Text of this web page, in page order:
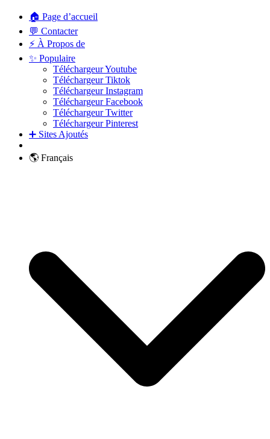
🏠 Page d’accueil
💬 Contacter
⚡ À Propos de
✨ Populaire
Téléchargeur Youtube
Téléchargeur Tiktok
Téléchargeur Instagram
Téléchargeur Facebook
Téléchargeur Twitter
Téléchargeur Pinterest
➕ Sites Ajoutés
🌎 Français